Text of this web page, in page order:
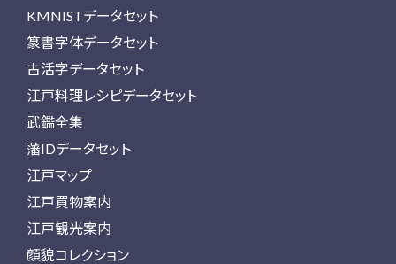
KMNISTデータセット
篆書字体データセット
古活字データセット
江戸料理レシピデータセット
武鑑全集
藩IDデータセット
江戸マップ
江戸買物案内
江戸観光案内
顔貌コレクション